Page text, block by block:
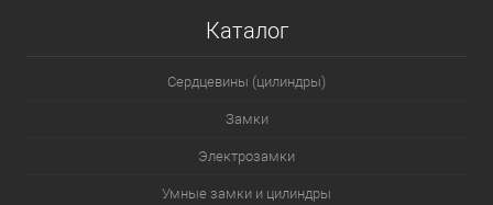
Каталог
Сердцевины (цилиндры)
Замки
Электрозамки
Умные замки и цилиндры